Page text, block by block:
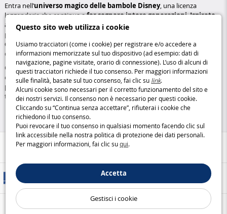
Questo sito web utilizza i cookie
Usiamo tracciatori (come i cookie) per registrare e/o accedere a
informazioni memorizzate sul tuo dispositivo (ad esempio: dati di
navigazione, pagine visitate, orario di connessione). L’uso di alcuni di
questi tracciatori richiede il tuo consenso. Per maggiori informazioni
sulle finalità, basate sul tuo consenso, fai clic su link.
Alcuni cookie sono necessari per il corretto funzionamento del sito e
dei nostri servizi. Il consenso non è necessario per questi cookie.
Cliccando su “Continua senza accettare”, rifiuterai i cookie che
richiedono il tuo consenso.
Puoi revocare il tuo consenso in qualsiasi momento facendo clic sul
link accessibile nella nostra politica di protezione dei dati personali.
Per maggiori informazioni, fai clic suqui.
Accetta
Gestisci i cookie
Entra nell’universo magico delle bambole Disney, una licenza
leggendaria che continua afar sognare intere generazioni.Ispirate
ai più grandi film e cartoni animati, queste iconiche figurine
permettono di ricreare le storie emozionanti delle
eroie persino deicattiviche hanno fatto la storia del cinema
d’animazione.
Ogni bambola è realizzata con cura, fedele ai dettagli dei personaggi, per
offrire un’esperienza di gioco e collezionedavvero eccezionale. A
prezzi competitivi, questa gamma completa permette dirivivere
tutta la magia Disney, un mondo di meraviglia per grandi e piccoli.
Aiuto / Contatti
Metodi di consegna
Pagamento sicuro